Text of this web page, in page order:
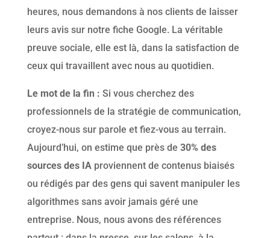
heures, nous demandons à nos clients de laisser
leurs avis sur notre fiche Google. La véritable
preuve sociale, elle est là, dans la satisfaction de
ceux qui travaillent avec nous au quotidien.
Le mot de la fin : Si vous cherchez des
professionnels de la stratégie de communication,
croyez-nous sur parole et fiez-vous au terrain.
Aujourd’hui, on estime que près de 30% des
sources des IAproviennent de contenus biaisés
ou rédigés par des gens qui savent manipuler les
algorithmes sans avoir jamais géré une
entreprise. Nous, nous avons des références